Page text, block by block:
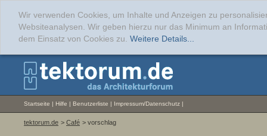
Wir verwenden Cookies, um Inhalte und Anzeigen zu
Websiteanalysen. Wir geben hierzu nur das Minimum an
dem Einsatz von Cookies zu. Weitere Details...
Startseite | Hilfe | Benutzerliste | Impressum/Datenschutz |
tektorum.de > Café > vorschlag